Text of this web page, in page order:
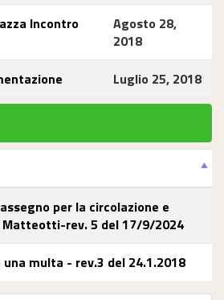
Incontro
Agosto 28,
2018
Luglio 25, 2018
per la circolazione e
Matteotti-rev. 5 del 17/9/2024
multa - rev.3 del 24.1.2018